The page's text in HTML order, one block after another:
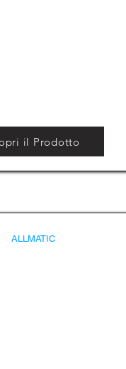
il Prodotto
ALLMATIC